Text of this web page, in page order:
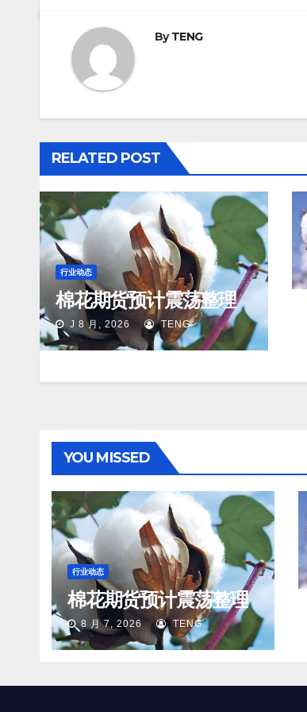
ByTENG
RELATED POST
行业动态
棉花期货预计震荡整理
J 8 月, 2026 TENG
YOU MISSED
行业动态
棉花期货预计震荡整理
8 月 7, 2026 TENG